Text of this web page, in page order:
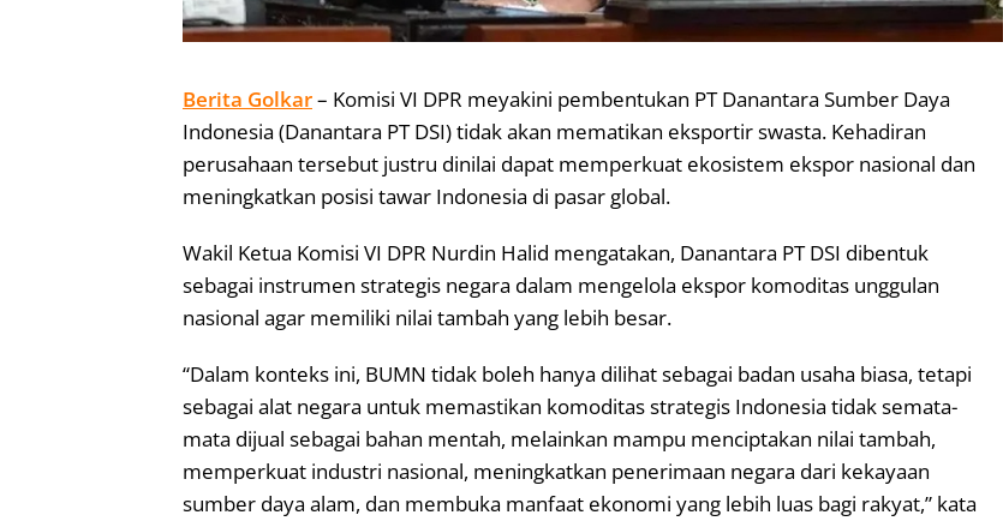
Berita Golkar– Komisi VI DPR meyakini pembentukan PT Danantara Sumber Daya
Indonesia (Danantara PT DSI) tidak akan mematikan eksportir swasta. Kehadiran
perusahaan tersebut justru dinilai dapat memperkuat ekosistem ekspor nasional dan
meningkatkan posisi tawar Indonesia di pasar global.
Wakil Ketua Komisi VI DPR Nurdin Halid mengatakan, Danantara PT DSI dibentuk
sebagai instrumen strategis negara dalam mengelola ekspor komoditas unggulan
nasional agar memiliki nilai tambah yang lebih besar.
“Dalam konteks ini, BUMN tidak boleh hanya dilihat sebagai badan usaha biasa, tetapi
sebagai alat negara untuk memastikan komoditas strategis Indonesia tidak semata-
mata dijual sebagai bahan mentah, melainkan mampu menciptakan nilai tambah,
memperkuat industri nasional, meningkatkan penerimaan negara dari kekayaan
sumber daya alam, dan membuka manfaat ekonomi yang lebih luas bagi rakyat,” kata